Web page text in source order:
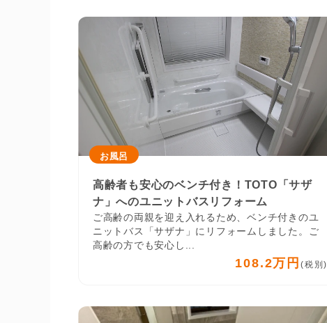
お風呂
高齢者も安心のベンチ付き！TOTO「サザ
ナ」へのユニットバスリフォーム
ご高齢の両親を迎え入れるため、ベンチ付きのユ
ニットバス「サザナ」にリフォームしました。ご
高齢の方でも安心し...
108.2万円 (税別)